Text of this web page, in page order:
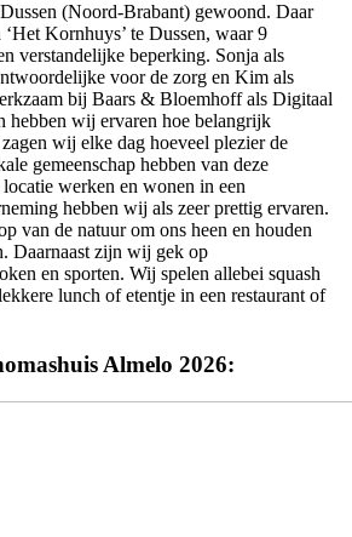
(Noord-Brabant) gewoond. Daar
Kornhuys’ te Dussen, waar 9
verstandelijke beperking. Sonja als
voor de zorg en Kim als
bij Baars & Bloemhoff als Digitaal
hebben wij ervaren hoe belangrijk
wij elke dag hoeveel plezier de
gemeenschap hebben van deze
werken en wonen in een
hebben wij als zeer prettig ervaren.
van de natuur om ons heen en houden
Daarnaast zijn wij gek op
en sporten. Wij spelen allebei squash
lunch of etentje in een restaurant of
Almelo 2026: